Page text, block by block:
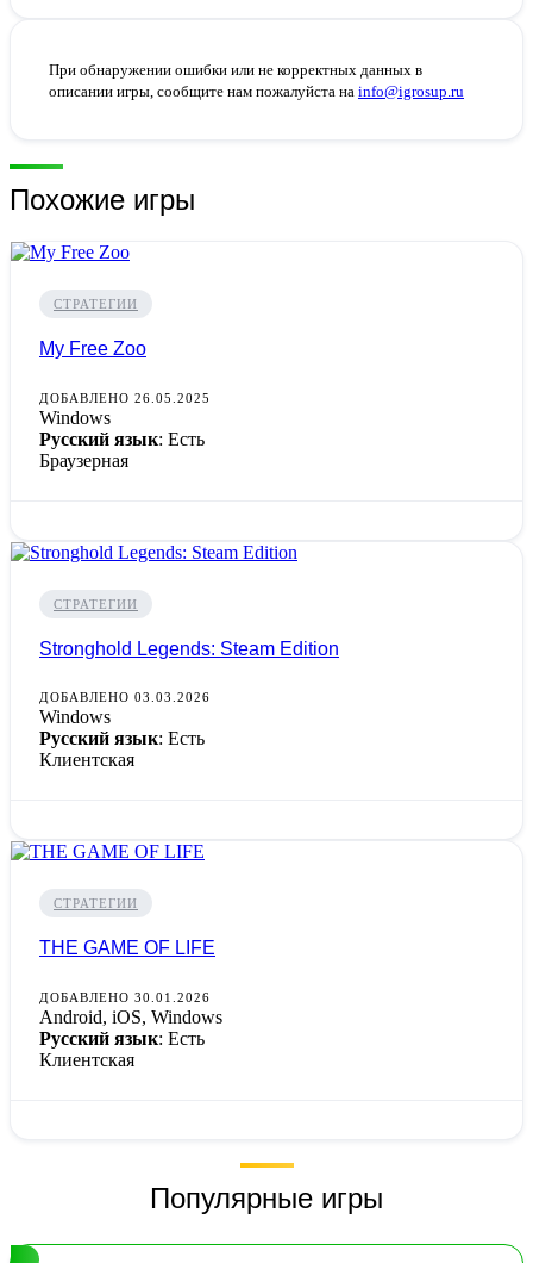
При обнаружении ошибки или не корректных данных в
описании игры, сообщите нам пожалуйста на info@igrosup.ru
Похожие игры
СТРАТЕГИИ
My Free Zoo
ДОБАВЛЕНО 26.05.2025
Windows
Русский язык: Есть
Браузерная
СТРАТЕГИИ
Stronghold Legends: Steam Edition
ДОБАВЛЕНО 03.03.2026
Windows
Русский язык: Есть
Клиентская
СТРАТЕГИИ
THE GAME OF LIFE
ДОБАВЛЕНО 30.01.2026
Android, iOS, Windows
Русский язык: Есть
Клиентская
Популярные игры